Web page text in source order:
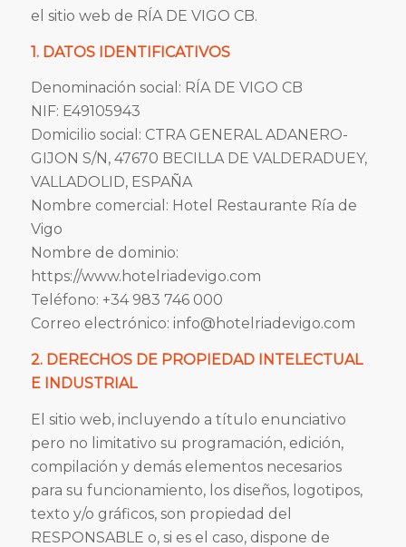
el sitio web de RÍA DE VIGO CB.
1. DATOS IDENTIFICATIVOS
Denominación social: RÍA DE VIGO CB
NIF: E49105943
Domicilio social: CTRA GENERAL ADANERO-
GIJON S/N, 47670 BECILLA DE VALDERADUEY,
VALLADOLID, ESPAÑA
Nombre comercial: Hotel Restaurante Ría de
Vigo
Nombre de dominio:
https://www.hotelriadevigo.com
Teléfono: +34 983 746 000
Correo electrónico: info@hotelriadevigo.com
2. DERECHOS DE PROPIEDAD INTELECTUAL
E INDUSTRIAL
El sitio web, incluyendo a título enunciativo
pero no limitativo su programación, edición,
compilación y demás elementos necesarios
para su funcionamiento, los diseños, logotipos,
texto y/o gráficos, son propiedad del
RESPONSABLE o, si es el caso, dispone de